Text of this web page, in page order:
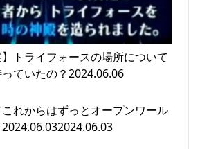
】トライフォースの場所について
ていたの？2024.06.06
れからはずっとオープンワール